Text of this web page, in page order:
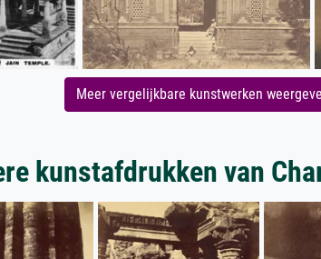
Meer vergelijkbare kunstwerken
kunstafdrukken van